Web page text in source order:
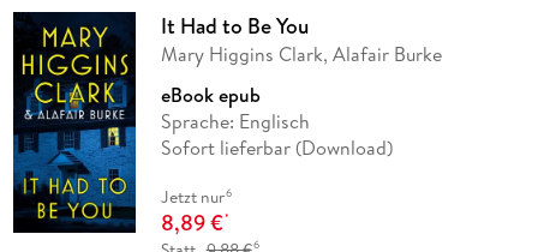
It Had to Be You
Mary Higgins Clark, Alafair Burke
eBook epub
Sprache: Englisch
Sofort lieferbar (Download)
Jetzt nur6
8,89 €*
6